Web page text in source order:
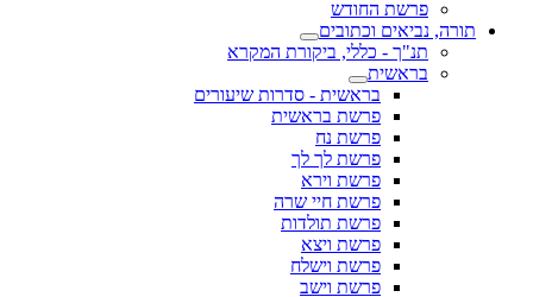
פרשת החודש
תורה, נביאים וכתובים
תנ"ך - כללי, ביקורת המקרא
בראשית
בראשית - סדרות שיעורים
פרשת בראשית
פרשת נח
פרשת לך לך
פרשת וירא
פרשת חיי שרה
פרשת תולדות
פרשת ויצא
פרשת וישלח
פרשת וישב